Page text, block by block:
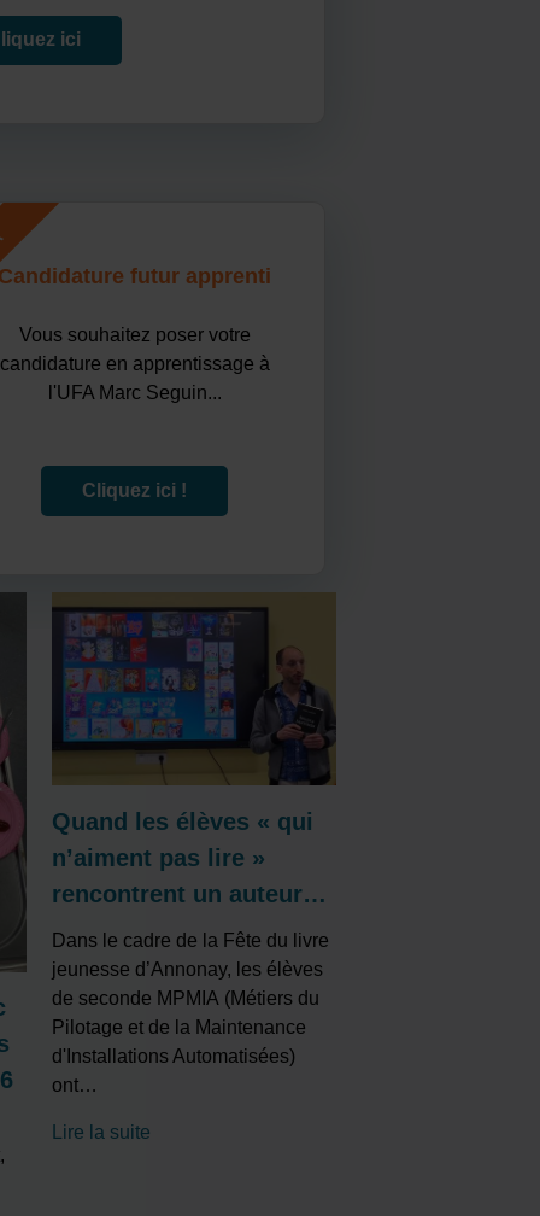
ici
futur apprenti
Vous souhaitez poser votre
candidature en apprentissage à
l'UFA Marc Seguin...
Cliquez ici !
Quand les élèves « qui
n’aiment pas lire »
rencontrent un auteur…
Dans le cadre de la Fête du livre
jeunesse d’Annonay, les élèves
de seconde MPMIA (Métiers du
Pilotage et de la Maintenance
d'Installations Automatisées)
ont…
Lire la suite